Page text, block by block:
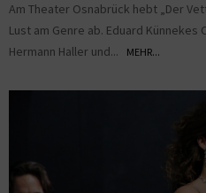
Am Theater Osnabrück hebt „Der
Lust am Genre ab. Eduard
Hermann Haller und...
MEHR...